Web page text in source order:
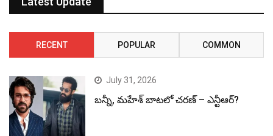
RECENT POPULAR COMMON
July 31, 2026
బన్నీ, మహేశ్ బాటలో చరణ్ – ఎన్టీఆర్?